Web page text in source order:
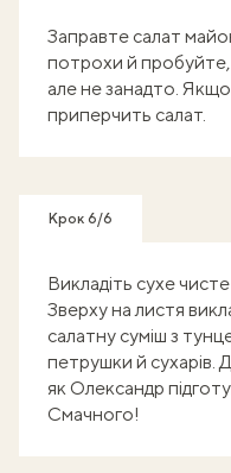
Заправте салат
потрохи й
але не занадто. Якщо
приперчить салат.
Крок 6/6
Викладіть сухе
Зверху на листя
салатну суміш з
петрушки й сухарів.
як Олександр
Смачного!